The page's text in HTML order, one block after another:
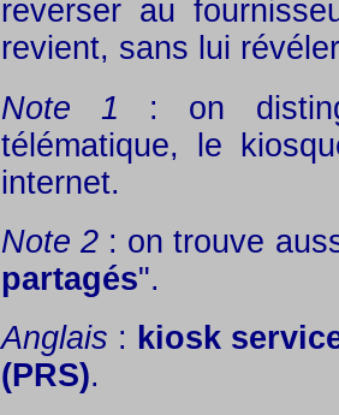
reverser au
revient, sans lui
Note 1 : on
télématique, le
internet.
Note 2 : on trouve
partagés".
Anglais : kiosk
(PRS).